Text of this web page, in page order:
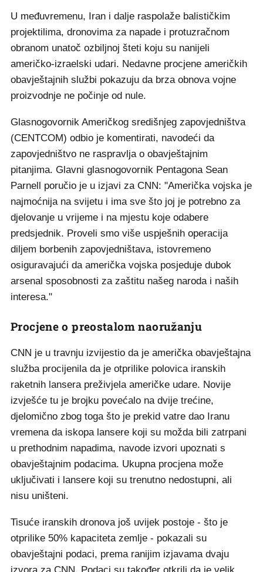
U međuvremenu, Iran i dalje raspolaže balističkim
projektilima, dronovima za napade i protuzračnom
obranom unatoč ozbiljnoj šteti koju su nanijeli
američko-izraelski udari. Nedavne procjene američkih
obavještajnih službi pokazuju da brza obnova vojne
proizvodnje ne počinje od nule.
Glasnogovornik Američkog središnjeg zapovjedništva
(CENTCOM) odbio je komentirati, navodeći da
zapovjedništvo ne raspravlja o obavještajnim
pitanjima. Glavni glasnogovornik Pentagona Sean
Parnell poručio je u izjavi za CNN: "Američka vojska je
najmoćnija na svijetu i ima sve što joj je potrebno za
djelovanje u vrijeme i na mjestu koje odabere
predsjednik. Proveli smo više uspješnih operacija
diljem borbenih zapovjedništava, istovremeno
osiguravajući da američka vojska posjeduje dubok
arsenal sposobnosti za zaštitu našeg naroda i naših
interesa."
Procjene o preostalom naoružanju
CNN je u travnju izvijestio da je američka obavještajna
služba procijenila da je otprilike polovica iranskih
raketnih lansera preživjela američke udare. Novije
izvješće tu je brojku povećalo na dvije trećine,
djelomično zbog toga što je prekid vatre dao Iranu
vremena da iskopa lansere koji su možda bili zatrpani
u prethodnim napadima, navode izvori upoznati s
obavještajnim podacima. Ukupna procjena može
uključivati i lansere koji su trenutno nedostupni, ali
nisu uništeni.
Tisuće iranskih dronova još uvijek postoje - što je
otprilike 50% kapaciteta zemlje - pokazali su
obavještajni podaci, prema ranijim izjavama dvaju
izvora za CNN. Podaci su također otkrili da je velik